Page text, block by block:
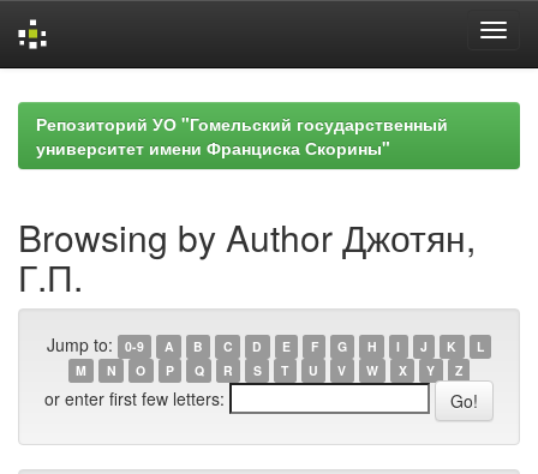
navigationРепозиторий УО "Гомельский государственный
университет имени Франциска Скорины"
Browsing by Author Джотян,
Г.П.
Jump to: 0-9 A B C D E F G H I J K
L
M
N O P Q R S T U V W X Y Z
or enter first few letters: